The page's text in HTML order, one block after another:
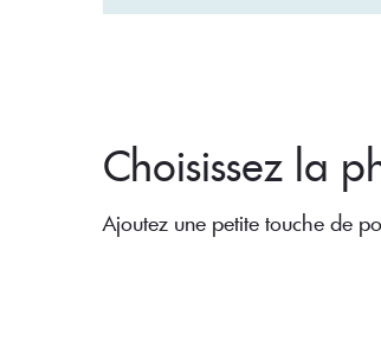
Choisissez la
Ajoutez une petite touche de